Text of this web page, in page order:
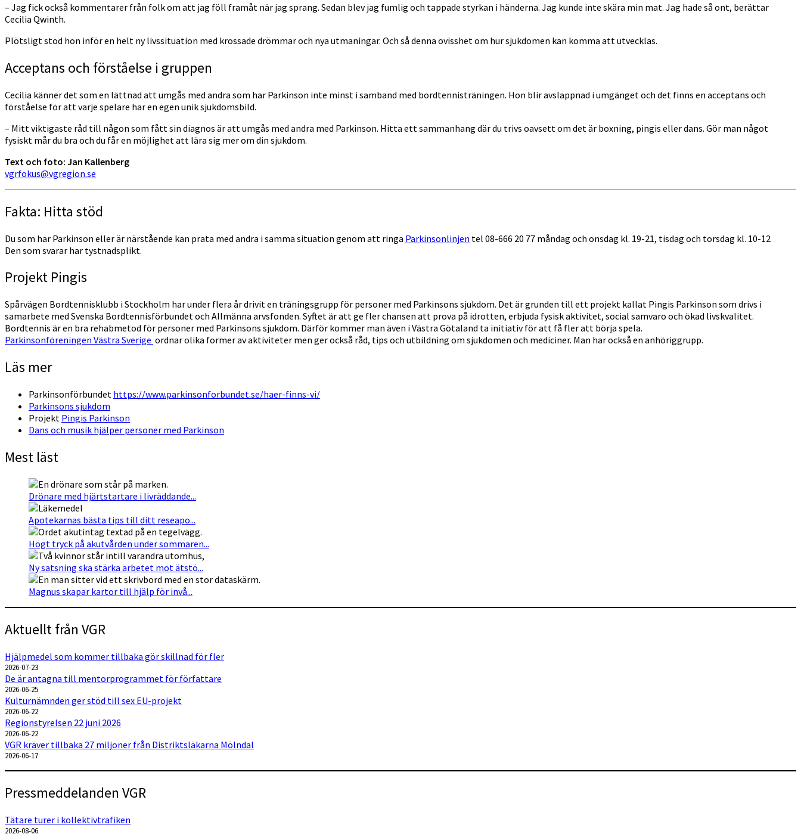
– Jag fick också kommentarer från folk om att jag föll framåt när jag sprang. Sedan blev jag fumlig och tappade styrkan i händerna. Jag kunde inte skära min mat. Jag hade så ont, berättar
Cecilia Qwinth.
Plötsligt stod hon inför en helt ny livssituation med krossade drömmar och nya utmaningar. Och så denna ovisshet om hur sjukdomen kan komma att utvecklas.
Acceptans och förståelse i gruppen
Cecilia känner det som en lättnad att umgås med andra som har Parkinson inte minst i samband med bordtennisträningen. Hon blir avslappnad i umgänget och det finns en acceptans och
förståelse för att varje spelare har en egen unik sjukdomsbild.
– Mitt viktigaste råd till någon som fått sin diagnos är att umgås med andra med Parkinson. Hitta ett sammanhang där du trivs oavsett om det är boxning, pingis eller dans. Gör man något
fysiskt mår du bra och du får en möjlighet att lära sig mer om din sjukdom.
Text och foto: Jan Kallenberg
vgrfokus@vgregion.se
Fakta: Hitta stöd
Du som har Parkinson eller är närstående kan prata med andra i samma situation genom att ringa Parkinsonlinjen tel 08-666 20 77 måndag och onsdag kl. 19-21, tisdag och torsdag kl. 10-12
Den som svarar har tystnadsplikt.
Projekt Pingis
Spårvägen Bordtennisklubb i Stockholm har under flera år drivit en träningsgrupp för personer med Parkinsons sjukdom. Det är grunden till ett projekt kallat Pingis Parkinson som drivs i
samarbete med Svenska Bordtennisförbundet och Allmänna arvsfonden. Syftet är att ge fler chansen att prova på idrotten, erbjuda fysisk aktivitet, social samvaro och ökad livskvalitet.
Bordtennis är en bra rehabmetod för personer med Parkinsons sjukdom. Därför kommer man även i Västra Götaland ta initiativ för att få fler att börja spela.
Parkinsonföreningen Västra Sverige ordnar olika former av aktiviteter men ger också råd, tips och utbildning om sjukdomen och mediciner. Man har också en anhöriggrupp.
Läs mer
Parkinsonförbundet https://www.parkinsonforbundet.se/haer-finns-vi/
Parkinsons sjukdom
Projekt Pingis Parkinson
Dans och musik hjälper personer med Parkinson
Mest läst
Drönare med hjärtstartare i livräddande...
Apotekarnas bästa tips till ditt reseapo...
Högt tryck på akutvården under sommaren...
Ny satsning ska stärka arbetet mot ätstö...
Magnus skapar kartor till hjälp för invå...
Aktuellt från VGR
Hjälpmedel som kommer tillbaka gör skillnad för fler
2026-07-23
De är antagna till mentorprogrammet för författare
2026-06-25
Kulturnämnden ger stöd till sex EU-projekt
2026-06-22
Regionstyrelsen 22 juni 2026
2026-06-22
VGR kräver tillbaka 27 miljoner från Distriktsläkarna Mölndal
2026-06-17
Pressmeddelanden VGR
Tätare turer i kollektivtrafiken
2026-08-06